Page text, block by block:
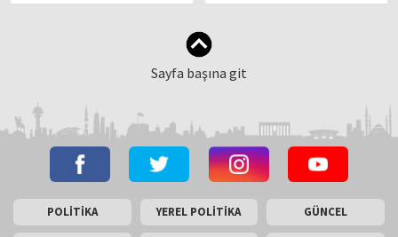
'CHP makamların değil,
Sayfa başına git
POLİTİKA YEREL POLİTİKA GÜNCEL